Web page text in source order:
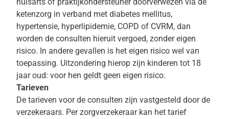
ketenzorg in verband met diabetes mellitus,
hypertensie, hyperlipidemie, COPD of CVRM, dan
worden de consulten hieruit vergoed, zonder eigen
risico. In andere gevallen is het eigen risico wel van
toepassing. Uitzondering hierop zijn kinderen tot 18
jaar oud: voor hen geldt geen eigen risico.
Tarieven
De tarieven voor de consulten zijn vastgesteld door de
verzekeraars. Per zorgverzekeraar kan het tarief